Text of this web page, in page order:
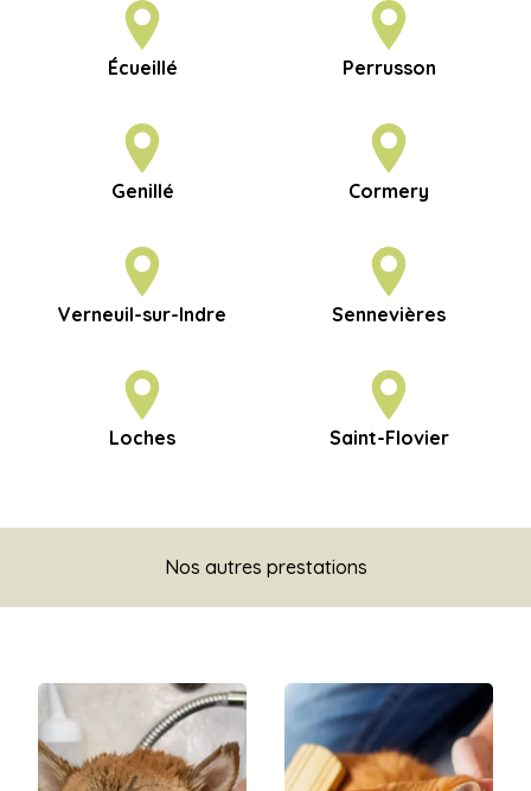
Écueillé Perrusson
Genillé Cormery
Verneuil-sur-Indre Sennevières
Loches Saint-Flovier
Nos autres prestations